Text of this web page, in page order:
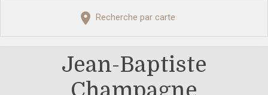
Recherche par carte
Jean-Baptiste